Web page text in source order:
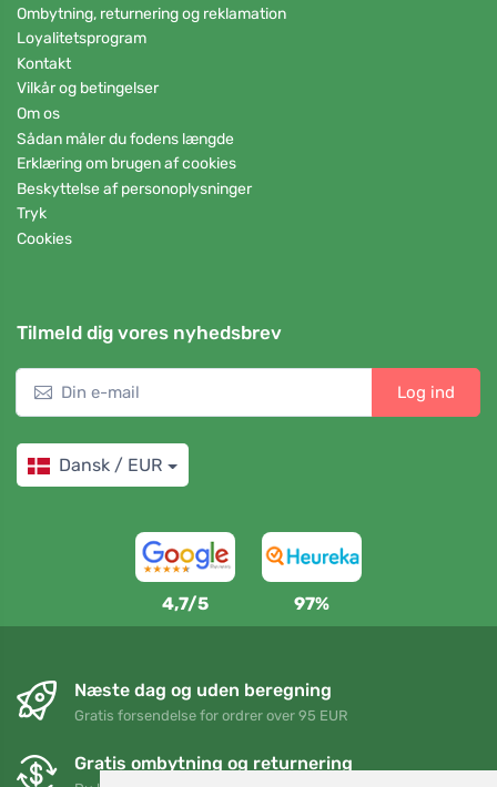
Ombytning, returnering og reklamation
Loyalitetsprogram
Kontakt
Vilkår og betingelser
Om os
Sådan måler du fodens længde
Erklæring om brugen af cookies
Beskyttelse af personoplysninger
Tryk
Cookies
Tilmeld dig vores nyhedsbrev
Log ind
Dansk / EUR
4,7/5 97%
Næste dag og uden beregning
Gratis forsendelse for ordrer over 95 EUR
Gratis ombytning og returnering